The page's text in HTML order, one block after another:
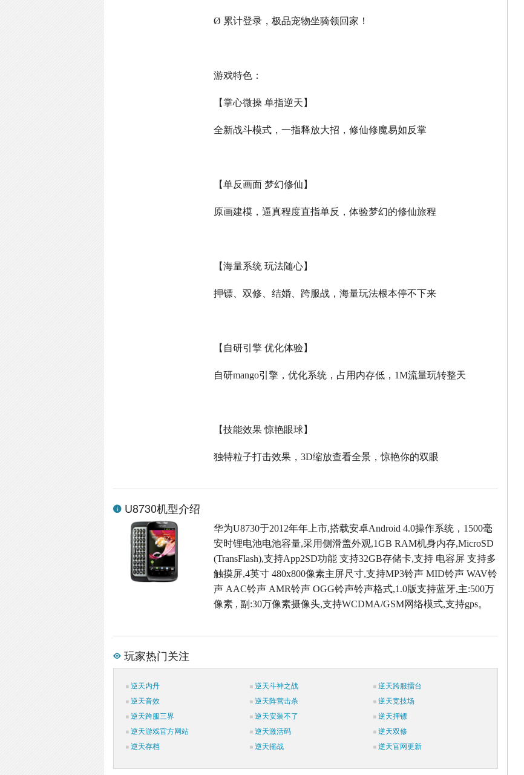
Ø 累计登录，极品宠物坐骑领回家！
游戏特色：
【掌心微操 单指逆天】
全新战斗模式，一指释放大招，修仙修魔易如反掌
【单反画面 梦幻修仙】
原画建模，逼真程度直指单反，体验梦幻的修仙旅程
【海量系统 玩法随心】
押镖、双修、结婚、跨服战，海量玩法根本停不下来
【自研引擎 优化体验】
自研mango引擎，优化系统，占用内存低， 1M流量玩转整天
【技能效果 惊艳眼球】
独特粒子打击效果，3D缩放查看全景，惊艳你的双眼
U8730机型介绍
华为U8730于2012年年上市,搭载安卓Android 4.0操作系统，1500毫
安时锂电池电池容量,采用侧滑盖外观,1GB RAM机身内存,MicroSD
(TransFlash),支持App2SD功能 支持32GB存储卡,支持 电容屏 支持多
触摸屏,4英寸 480x800像素主屏尺寸,支持MP3铃声 MID铃声 WAV铃
声 AAC铃声 AMR铃声 OGG铃声铃声格式,1.0版支持蓝牙,主:500万
像素 , 副:30万像素摄像头,支持WCDMA/GSM网络模式,支持gps。
玩家热门关注
逆天内丹 逆天斗神之战
逆天跨服擂台
逆天音效
逆天阵营击杀
逆天竞技场
逆天跨服三界
逆天安装不了
逆天押镖
逆天游戏官方网站
逆天激活码
逆天双修
逆天存档
逆天摇战 逆天官网更新